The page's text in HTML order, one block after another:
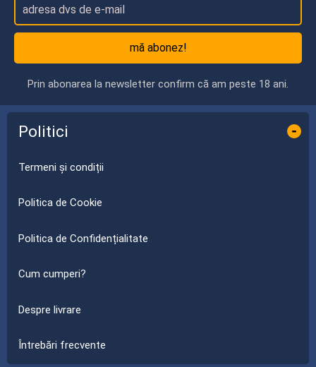
mă abonez!
Prin abonarea la newsletter confirm că am peste 18 ani.
Politici -
Termeni și condiții
Politica de Cookie
Politica de Confidențialitate
Cum cumperi?
Despre livrare
Întrebări frecvente